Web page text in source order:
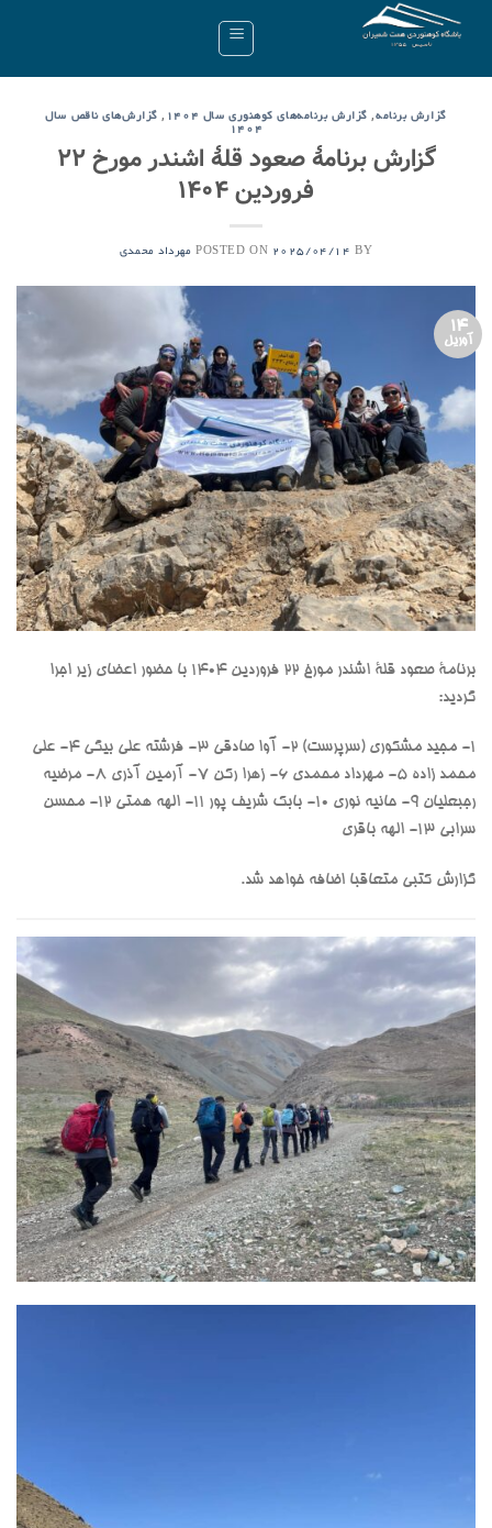
گزارش برنامه, گزارش برنامه‌های کوهنوری سال ۱۴۰۴ , گزارش‌های ناقص سال
۱۴۰۴
گزارش برنامۀ صعود قلۀ اشندر مورخ ۲۲
فروردین ۱۴۰۴
POSTED ON 2025/04/14 BY مهرداد محمدی
14
آوریل
برنامۀ صعود قلۀ اشندر مورخ ۲۲ فروردین ۱۴۰۴ با حضور اعضای زیر اجرا
گردید:
۱- مجید مشکوری (سرپرست) ۲- ⁠آوا صادقی ۳- ⁠فرشته علی بیگی ۴- ⁠علی
محمد زاده ۵- ⁠مهرداد محمدی ۶- ⁠زهرا رکن ۷- ⁠آرمین آذری ۸- ⁠مرضیه
رجبعلیان ۹- ⁠حانیه نوری ۱۰- ⁠بابک شریف پور ۱۱- الهه همتی ۱۲- ⁠محسن
سرابی ۱۳- ⁠الهه باقری
گزارش کتبی متعاقبا اضافه خواهد شد.